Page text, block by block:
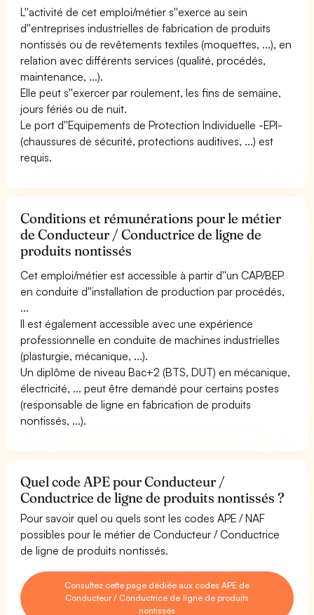
L''activité de cet emploi/métier s''exerce au sein
d''entreprises industrielles de fabrication de produits
nontissés ou de revêtements textiles (moquettes, ...), en
relation avec différents services (qualité, procédés,
maintenance, ...).
Elle peut s''exercer par roulement, les fins de semaine,
jours fériés ou de nuit.
Le port d''Equipements de Protection Individuelle -EPI-
(chaussures de sécurité, protections auditives, ...) est
requis.
Conditions et rémunérations pour le métier
de Conducteur / Conductrice de ligne de
produits nontissés
Cet emploi/métier est accessible à partir d''un CAP/BEP
en conduite d''installation de production par procédés,
...
Il est également accessible avec une expérience
professionnelle en conduite de machines industrielles
(plasturgie, mécanique, ...).
Un diplôme de niveau Bac+2 (BTS, DUT) en mécanique,
électricité, ... peut être demandé pour certains postes
(responsable de ligne en fabrication de produits
nontissés, ...).
Quel code APE pour Conducteur /
Conductrice de ligne de produits nontissés ?
Pour savoir quel ou quels sont les codes APE / NAF
possibles pour le métier de Conducteur / Conductrice
de ligne de produits nontissés.
Consultez cette page dédiée aux codes APE de
Conducteur / Conductrice de ligne de produits
nontissés